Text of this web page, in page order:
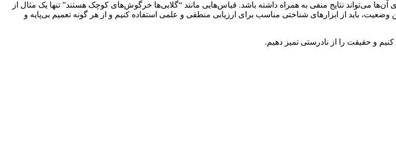
می‌تواند نتایج منفی به همراه داشته باشد. قیاس‌هایی مانند “گلابی‌ها خرگوش‌های کوچک هستند” تنها یک مثال از
باید از ابزارهای شناختی مناسب برای ارزیابی منطقی و علمی استفاده کنیم و از هر گونه تعمیم بی‌پایه و
و حقیقت را از نادرستی تمیز دهیم.